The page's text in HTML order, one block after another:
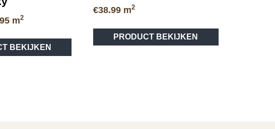
Prijsklasse:
tot
€36.95
m2
BEKIJKEN
product
€38.99m2
PRODUCT BEKIJKEN